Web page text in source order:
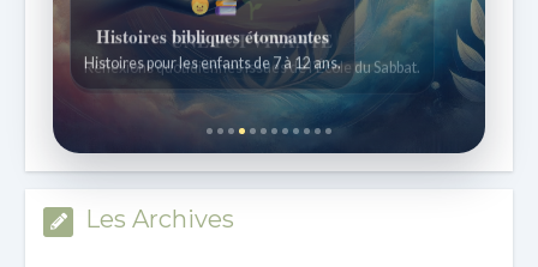
Histoires bibliques étonnantes
Histoires pour les enfants de 7 à 12 ans.
Les Archives